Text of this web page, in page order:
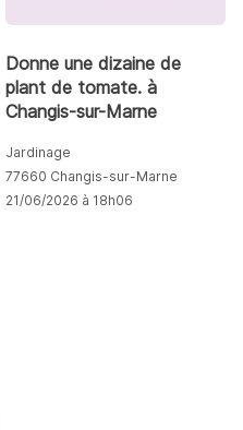
Donne une dizaine de
plant de tomate. à
Changis-sur-Marne
Jardinage
77660 Changis-sur-Marne
21/06/2026 à 18h06